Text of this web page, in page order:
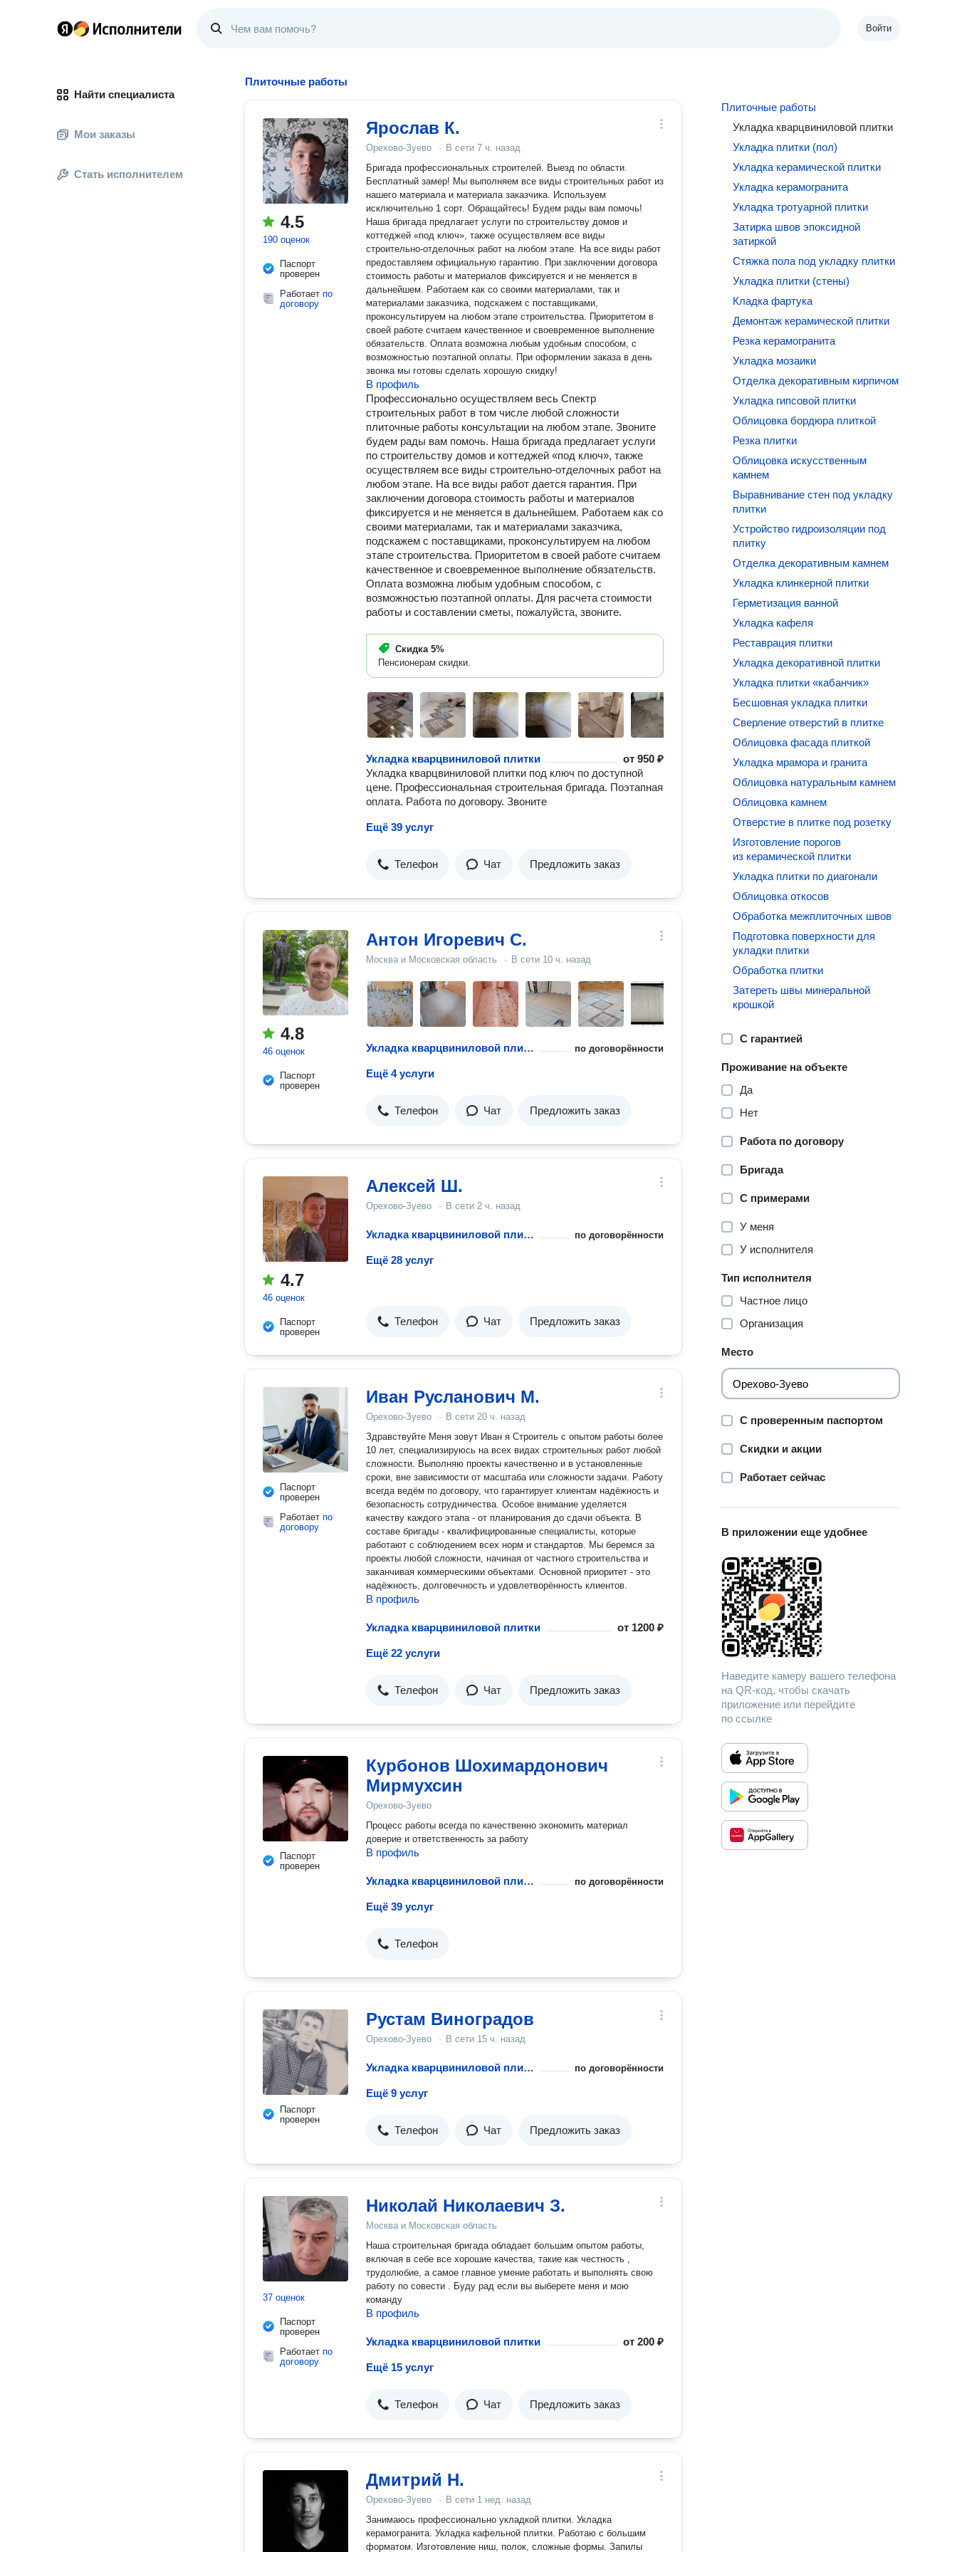
Войти
Найти специалиста
Мои заказы
Стать исполнителем
Плиточные работы
4.5
190 оценок
Паспорт
проверен
Работает по
договору
Ярослав К.
Орехово-Зуево · В сети 7 ч. назад
Бригада профессиональных строителей. Выезд по области.
Бесплатный замер! Мы выполняем все виды строительных работ из
нашего материала и материала заказчика. Используем
исключительно 1 сорт. Обращайтесь! Будем рады вам помочь!
Наша бригада предлагает услуги по строительству домов и
коттеджей «под ключ», также осуществляем все виды
строительно-отделочных работ на любом этапе. На все виды работ
предоставляем официальную гарантию. При заключении договора
стоимость работы и материалов фиксируется и не меняется в
дальнейшем. Работаем как со своими материалами, так и
материалами заказчика, подскажем с поставщиками,
проконсультируем на любом этапе строительства. Приоритетом в
своей работе считаем качественное и своевременное выполнение
обязательств. Оплата возможна любым удобным способом, с
возможностью поэтапной оплаты. При оформлении заказа в день
звонка мы готовы сделать хорошую скидку!
В профиль
Профессионально осуществляем весь Спектр
строительных работ в том числе любой сложности
плиточные работы консультации на любом этапе. Звоните
будем рады вам помочь. Наша бригада предлагает услуги
по строительству домов и коттеджей «под ключ», также
осуществляем все виды строительно-отделочных работ на
любом этапе. На все виды работ дается гарантия. При
заключении договора стоимость работы и материалов
фиксируется и не меняется в дальнейшем. Работаем как со
своими материалами, так и материалами заказчика,
подскажем с поставщиками, проконсультируем на любом
этапе строительства. Приоритетом в своей работе считаем
качественное и своевременное выполнение обязательств.
Оплата возможна любым удобным способом, с
возможностью поэтапной оплаты. Для расчета стоимости
работы и составлении сметы, пожалуйста, звоните.
Скидка 5%
Пенсионерам скидки.
Укладка кварцвиниловой плитки от950 ₽
Укладка кварцвиниловой плитки под ключ по доступной
цене. Профессиональная строительная бригада. Поэтапная
оплата. Работа по договору. Звоните
Ещё 39 услуг
Телефон Чат Предложить заказ
4.8
46 оценок
Паспорт
проверен
Антон Игоревич С.
Москва и Московская область · В сети 10 ч. назад
Укладка кварцвиниловой плитки по договорённости
Ещё 4 услуги
Телефон Чат Предложить заказ
4.7
46 оценок
Паспорт
проверен
Алексей Ш.
Орехово-Зуево · В сети 2 ч. назад
Укладка кварцвиниловой плитки по договорённости
Ещё 28 услуг
Телефон Чат Предложить заказ
Паспорт
проверен
Работает по
договору
Иван Русланович М.
Орехово-Зуево · В сети 20 ч. назад
Здравствуйте Меня зовут Иван я Строитель с опытом работы более
10 лет, специализируюсь на всех видах строительных работ любой
сложности. Выполняю проекты качественно и в установленные
сроки, вне зависимости от масштаба или сложности задачи. Работу
всегда ведём по договору, что гарантирует клиентам надёжность и
безопасность сотрудничества. Особое внимание уделяется
качеству каждого этапа - от планирования до сдачи объекта. В
составе бригады - квалифицированные специалисты, которые
работают с соблюдением всех норм и стандартов. Мы беремся за
проекты любой сложности, начиная от частного строительства и
заканчивая коммерческими объектами. Основной приоритет - это
надёжность, долговечность и удовлетворённость клиентов.
В профиль
Укладка кварцвиниловой плитки от 1200 ₽
Ещё 22 услуги
Телефон Чат Предложить заказ
Паспорт
проверен
Курбонов Шохимардонович
Мирмухсин
Орехово-Зуево
Процесс работы всегда по качественно экономить материал
доверие и ответственность за работу
В профиль
Укладка кварцвиниловой плитки по договорённости
Ещё 39 услуг
Телефон
Паспорт
проверен
Рустам Виноградов
Орехово-Зуево · В сети 15 ч. назад
Укладка кварцвиниловой плитки по договорённости
Ещё 9 услуг
Телефон Чат Предложить заказ
37 оценок
Паспорт
проверен
Работает по
договору
Николай Николаевич З.
Москва и Московская область
Наша строительная бригада обладает большим опытом работы,
включая в себе все хорошие качества, такие как честность ,
трудолюбие, а самое главное умение работать и выполнять свою
работу по совести . Буду рад если вы выберете меня и мою
команду
В профиль
Укладка кварцвиниловой плитки от200 ₽
Ещё 15 услуг
Телефон Чат Предложить заказ
Дмитрий Н.
Орехово-Зуево · В сети 1 нед. назад
Занимаюсь профессионально укладкой плитки. Укладка
керамогранита. Укладка кафельной плитки. Работаю с большим
форматом. Изготовление ниш, полок, сложные формы. Запилы
Плиточные работы
Укладка кварцвиниловой плитки
Укладка плитки (пол)
Укладка керамической плитки
Укладка керамогранита
Укладка тротуарной плитки
Затирка швов эпоксидной
затиркой
Стяжка пола под укладку плитки
Укладка плитки (стены)
Кладка фартука
Демонтаж керамической плитки
Резка керамогранита
Укладка мозаики
Отделка декоративным кирпичом
Укладка гипсовой плитки
Облицовка бордюра плиткой
Резка плитки
Облицовка искусственным
камнем
Выравнивание стен под укладку
плитки
Устройство гидроизоляции под
плитку
Отделка декоративным камнем
Укладка клинкерной плитки
Герметизация ванной
Укладка кафеля
Реставрация плитки
Укладка декоративной плитки
Укладка плитки «кабанчик»
Бесшовная укладка плитки
Сверление отверстий в плитке
Облицовка фасада плиткой
Укладка мрамора и гранита
Облицовка натуральным камнем
Облицовка камнем
Отверстие в плитке под розетку
Изготовление порогов
из керамической плитки
Укладка плитки по диагонали
Облицовка откосов
Обработка межплиточных швов
Подготовка поверхности для
укладки плитки
Обработка плитки
Затереть швы минеральной
крошкой
С гарантией
Проживание на объекте
Да
Нет
Работа по договору
Бригада
С примерами
У меня
У исполнителя
Тип исполнителя
Частное лицо
Организация
Место
С проверенным паспортом
Скидки и акции
Работает сейчас
В приложении еще удобнее
Наведите камеру вашего телефона
на QR-код, чтобы скачать
приложение или перейдите
по ссылке